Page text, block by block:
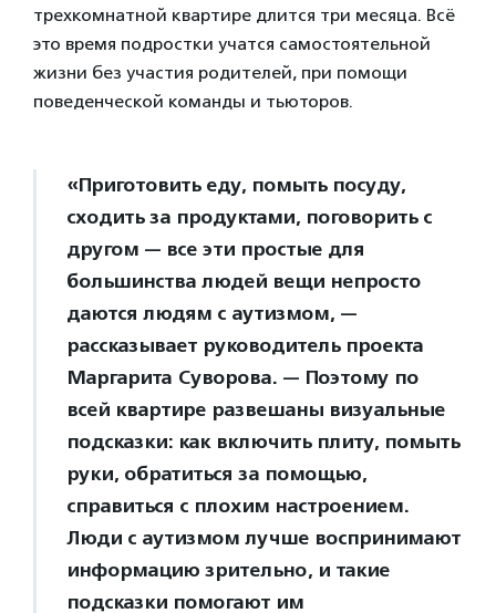
трехкомнатной квартире длится три месяца. Всё
это время подростки учатся самостоятельной
жизни без участия родителей, при помощи
поведенческой команды и тьюторов.
«Приготовить еду, помыть посуду,
сходить за продуктами, поговорить с
другом — все эти простые для
большинства людей вещи непросто
даются людям с аутизмом, —
рассказывает руководитель проекта
Маргарита Суворова. — Поэтому по
всей квартире развешаны визуальные
подсказки: как включить плиту, помыть
руки, обратиться за помощью,
справиться с плохим настроением.
Люди с аутизмом лучше воспринимают
информацию зрительно, и такие
подсказки помогают им